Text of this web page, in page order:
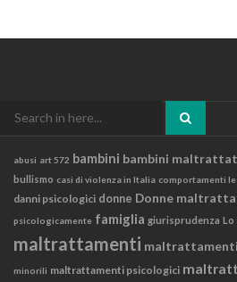
abusi art 572 bambini bambini
bullismo casi di violenza in Italia comportamenti
danni psicologici donne Donne
psicologicamente famiglia giurisprudenza Lo
maltrattamenti
minorili maltrattamenti psicologici